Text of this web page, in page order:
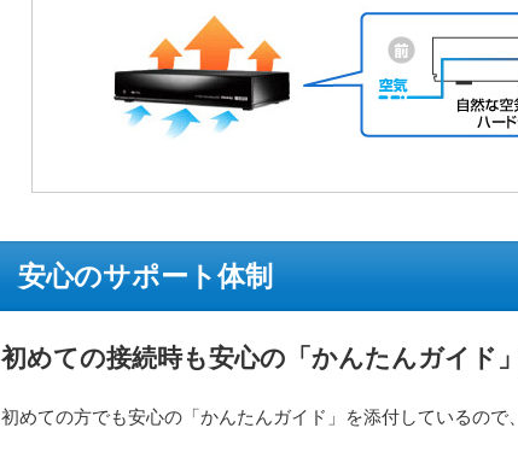
安心のサポート体制
初めての接続時も安心の「かんたんガイド
初めての方でも安心の「かんたんガイド」を添付しているので